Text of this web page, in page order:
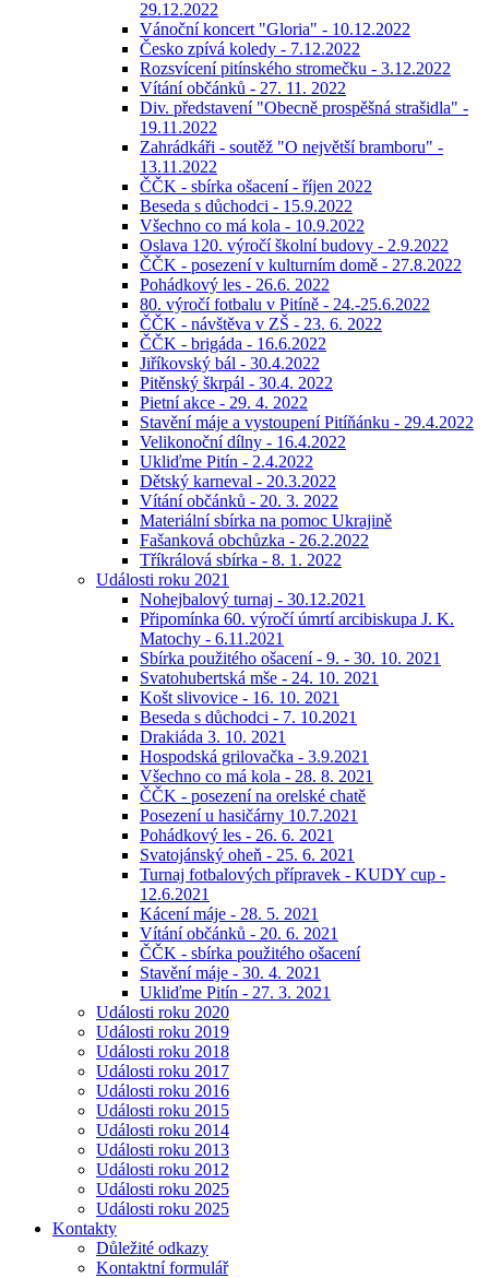
29.12.2022
Vánoční koncert "Gloria" - 10.12.2022
Česko zpívá koledy - 7.12.2022
Rozsvícení pitínského stromečku - 3.12.2022
Vítání občánků - 27. 11. 2022
Div. představení "Obecně prospěšná strašidla" -
19.11.2022
Zahrádkáři - soutěž "O největší bramboru" -
13.11.2022
ČČK - sbírka ošacení - říjen 2022
Beseda s důchodci - 15.9.2022
Všechno co má kola - 10.9.2022
Oslava 120. výročí školní budovy - 2.9.2022
ČČK - posezení v kulturním domě - 27.8.2022
Pohádkový les - 26.6. 2022
80. výročí fotbalu v Pitíně - 24.-25.6.2022
ČČK - návštěva v ZŠ - 23. 6. 2022
ČČK - brigáda - 16.6.2022
Jiříkovský bál - 30.4.2022
Pitěnský škrpál - 30.4. 2022
Pietní akce - 29. 4. 2022
Stavění máje a vystoupení Pitíňánku - 29.4.2022
Velikonoční dílny - 16.4.2022
Ukliďme Pitín - 2.4.2022
Dětský karneval - 20.3.2022
Vítání občánků - 20. 3. 2022
Materiální sbírka na pomoc Ukrajině
Fašanková obchůzka - 26.2.2022
Tříkrálová sbírka - 8. 1. 2022
Události roku 2021
Nohejbalový turnaj - 30.12.2021
Připomínka 60. výročí úmrtí arcibiskupa J. K.
Matochy - 6.11.2021
Sbírka použitého ošacení - 9. - 30. 10. 2021
Svatohubertská mše - 24. 10. 2021
Košt slivovice - 16. 10. 2021
Beseda s důchodci - 7. 10.2021
Drakiáda 3. 10. 2021
Hospodská grilovačka - 3.9.2021
Všechno co má kola - 28. 8. 2021
ČČK - posezení na orelské chatě
Posezení u hasičárny 10.7.2021
Pohádkový les - 26. 6. 2021
Svatojánský oheň - 25. 6. 2021
Turnaj fotbalových přípravek - KUDY cup -
12.6.2021
Kácení máje - 28. 5. 2021
Vítání občánků - 20. 6. 2021
ČČK - sbírka použitého ošacení
Stavění máje - 30. 4. 2021
Ukliďme Pitín - 27. 3. 2021
Události roku 2020
Události roku 2019
Události roku 2018
Události roku 2017
Události roku 2016
Události roku 2015
Události roku 2014
Události roku 2013
Události roku 2012
Události roku 2025
Události roku 2025
Kontakty
Důležité odkazy
Kontaktní formulář